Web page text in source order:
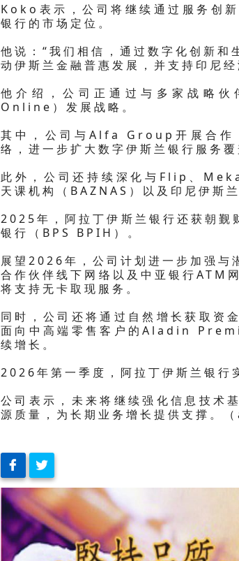
Koko表示，公司将继续通过服务创
银行的市场定位。
他说：“我们相信，通过数字化创新和
动伊斯兰金融普惠发展，并支持印尼
他介绍，公司正通过与多家战略
Online）发展战略。
其中，公司与Alfa Group开展合作
络，进一步扩大数字伊斯兰银行服务覆
此外，公司还持续深化与Flip、
天课机构（BAZNAS）以及印尼伊斯
2025年，阿拉丁伊斯兰银行还获朝觐
银行（BPS BPIH）。
展望2026年，公司计划进一步加强与
合作伙伴线下网络以及中亚银行ATM
将支持无卡取现服务。
同时，公司还将通过自然增长获取资
面向中高端零售客户的Aladin
续增长。
2026年第一季度，阿拉丁伊斯兰银行
公司表示，未来将继续强化信息技术
源质量，为长期业务增长提供支撑。（